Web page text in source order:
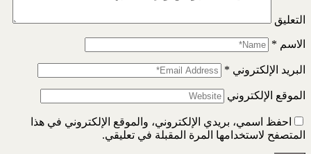
التعليق
الاسم *
البريد الإلكتروني *
الموقع الإلكتروني
احفظ اسمي، بريدي الإلكتروني، والموقع الإلكتروني في هذا
المتصفح لاستخدامها المرة المقبلة في تعليقي.